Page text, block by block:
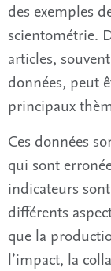
des exemples
scientométrie.
articles,
données, peut
principaux
Ces données
qui sont
indicateurs
différents
que la
l’impact, la